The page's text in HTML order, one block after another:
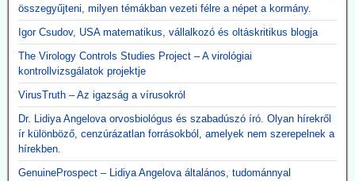
összegyűjteni, milyen témákban vezeti félre a népet a kormány.
Igor Csudov, USA matematikus, vállalkozó és oltáskritikus blogja
The Virology Controls Studies Project – A virológiai
kontrollvizsgálatok projektje
VirusTruth – Az igazság a vírusokról
Dr. Lidiya Angelova orvosbiológus és szabadúszó író. Olyan hírekről
ír különböző, cenzúrázatlan forrásokból, amelyek nem szerepelnek a
hírekben.
GenuineProspect – Lidiya Angelova általános, tudománnyal